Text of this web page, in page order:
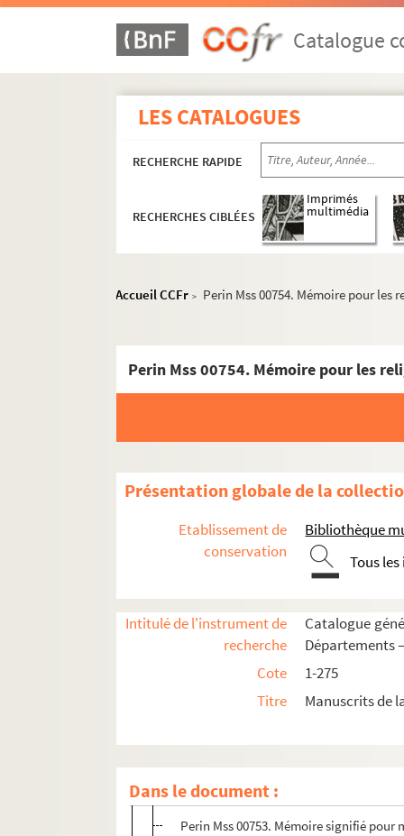
Catalogue
LES CATALOGUES
RECHERCHE RAPIDE
RECHERCHES CIBLÉES
Imprimés
multimédia
Accueil CCFr > Perin Mss 00754. Mémoire pour
Présentation globale de la
Etablissement de
conservation
Bibliothèque
Tous
Intitulé de l'instrument de
recherche
Catalogue
Départements
Cote
1-275
Titre
Manuscrits de
Dans le document :
Acy
Perin Mss 00752. Bail par l'abbaye de
Perin Mss 00753. Mémoire signifié